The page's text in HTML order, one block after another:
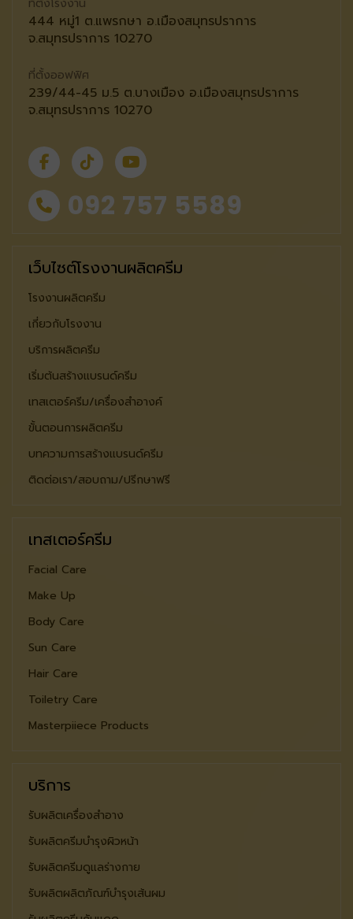
ที่ตั้งโรงงาน
444 หมู่1 ต.แพรกษา อ.เมืองสมุทรปราการ
จ.สมุทรปราการ 10270
ที่ตั้งออฟฟิศ
239/44-45 ม.5 ต.บางเมือง อ.เมืองสมุทรปราการ
จ.สมุทรปราการ 10270
092 757 5589
เว็บไซต์โรงงานผลิตครีม
โรงงานผลิตครีม
เกี่ยวกับโรงงาน
บริการผลิตครีม
เริ่มต้นสร้างแบรนด์ครีม
เทสเตอร์ครีม/เครื่องสำอางค์
ขั้นตอนการผลิตครีม
บทความการสร้างแบรนด์ครีม
ติดต่อเรา/สอบถาม/ปรีกษาฟรี
เทสเตอร์ครีม
Facial Care
Make Up
Body Care
Sun Care
Hair Care
Toiletry Care
Masterpiiece Products
บริการ
รับผลิตเครื่องสำอาง
รับผลิตครีมบำรุงผิวหน้า
รับผลิตครีมดูแลร่างกาย
รับผลิตผลิตภัณฑ์บำรุงเส้นผม